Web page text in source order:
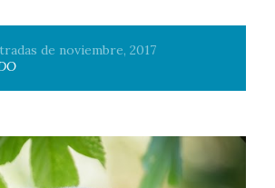
de noviembre, 2017